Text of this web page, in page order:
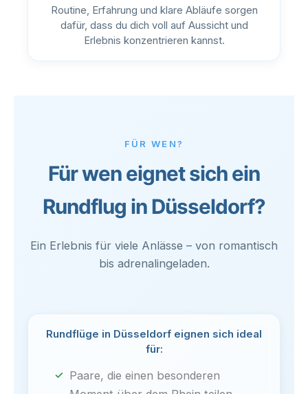
Routine, Erfahrung und klare Abläufe sorgen
dafür, dass du dich voll auf Aussicht und
Erlebnis konzentrieren kannst.
FÜR WEN?
Für wen eignet sich ein
Rundflug in Düsseldorf?
Ein Erlebnis für viele Anlässe – von romantisch
bis adrenalingeladen.
Rundflüge in Düsseldorf eignen sich ideal
für:
Paare, die einen besonderen